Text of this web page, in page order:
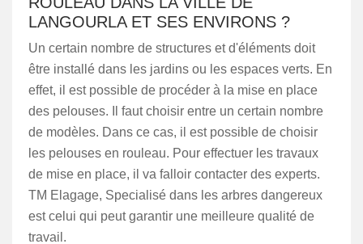
LANGOURLA ET SES ENVIRONS ?
Un certain nombre de structures et d'éléments doit
être installé dans les jardins ou les espaces verts. En
effet, il est possible de procéder à la mise en place
des pelouses. Il faut choisir entre un certain nombre
de modèles. Dans ce cas, il est possible de choisir
les pelouses en rouleau. Pour effectuer les travaux
de mise en place, il va falloir contacter des experts.
TM Elagage, Specialisé dans les arbres dangereux
est celui qui peut garantir une meilleure qualité de
travail.